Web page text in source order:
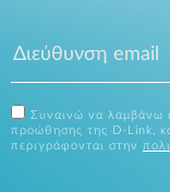
Συναινώ να λαμβάνω
προώθησης της D-Link,
περιγράφονται στην